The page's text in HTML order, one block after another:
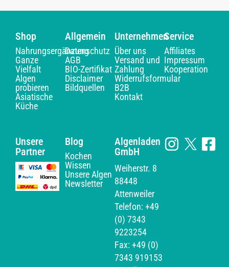
Shop
Nahrungsergänzung
Ganze
Vielfalt
Algen
probieren
Asiatische
Küche
Allgemein
Datenschutz
AGB
BIO-Zertifikat
Disclaimer
Bildquellen
Unternehmen
Über uns
Versand und
Zahlung
Widerrufsformular
B2B
Kontakt
Service
Affiliates
Impressum
Kooperation
Unsere
Partner
Blog
Kochen
Wissen
Unsere Algen
Newsletter
Algenladen
GmbH
Weiherstr. 8
88448
Attenweiler
Telefon: +49
(0) 7343
9223254
Fax: +49 (0)
7343 919153